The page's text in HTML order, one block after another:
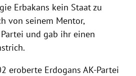
Erbakans kein Staat zu
von seinem Mentor,
und gab ihr einen
eroberte Erdogans AK-Partei